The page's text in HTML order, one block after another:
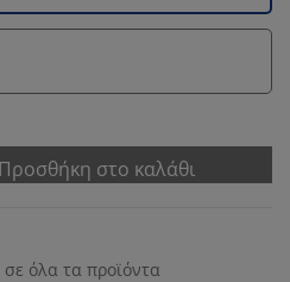
Προσθήκη στο καλάθι
όλα τα προϊόντα